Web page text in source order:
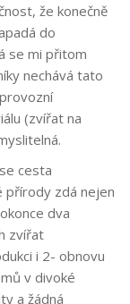
že konečně
do
se mi přitom
nechává tato
(zvířat na
cesta
přírody zdá nejen
dva
zvířat
i 2- obnovu
v divoké
a žádná